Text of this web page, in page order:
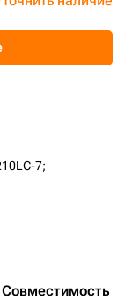
7;
Совместимость